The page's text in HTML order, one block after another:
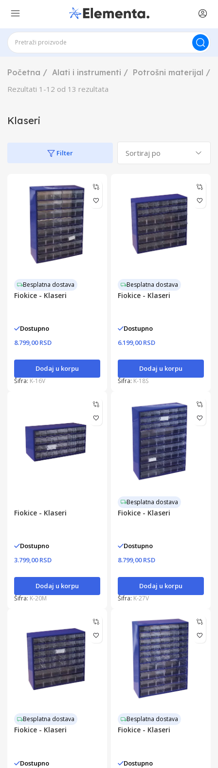
Početna Alati i instrumenti Potrošni materijal
Rezultati 1 -12 od 13 rezultata
Klaseri
Filter
Besplatna dostava
Fiokice - Klaseri
Dostupno
8.799,00 RSD
Dodaj u korpu
Šifra: K-16V
Besplatna dostava
Fiokice - Klaseri
Dostupno
6.199,00 RSD
Dodaj u korpu
Šifra: K-18S
Fiokice - Klaseri
Dostupno
3.799,00 RSD
Dodaj u korpu
Šifra: K-20M
Besplatna dostava
Fiokice - Klaseri
Dostupno
8.799,00 RSD
Dodaj u korpu
Šifra: K-27V
Besplatna dostava
Fiokice - Klaseri
Dostupno
Besplatna dostava
Fiokice - Klaseri
Dostupno